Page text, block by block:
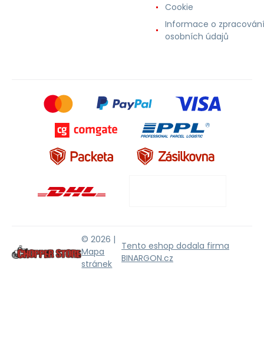
Cookie
Informace o zpracování
osobních údajů
© 2026 |
Mapa
stránek
Tento eshop dodala firma
BINARGON.cz